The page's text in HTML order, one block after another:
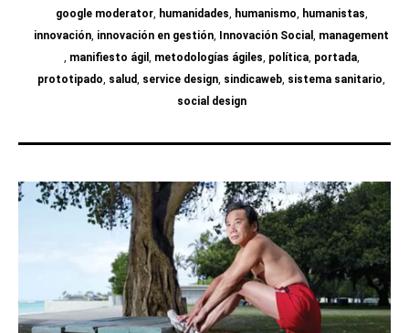
google moderator, humanidades, humanismo, humanistas,
innovación, innovación en gestión, Innovación Social , management
, manifiesto ágil , metodologías ágiles, política, portada,
prototipado, salud, service design, sindicaweb, sistema sanitario,
social design